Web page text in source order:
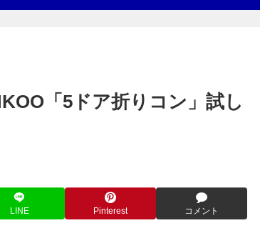
「5ドア折りコン」試し
LINE Pinterest コメント